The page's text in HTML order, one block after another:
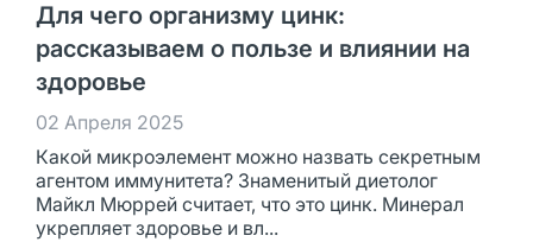
Для чего организму цинк:
рассказываем о пользе и влиянии на
здоровье
02 Апреля 2025
Какой микроэлемент можно назвать секретным
агентом иммунитета? Знаменитый диетолог
Майкл Мюррей считает, что это цинк. Минерал
укрепляет здоровье и вл...